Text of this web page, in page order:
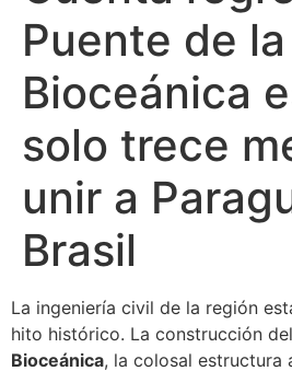
Puente de la
Bioceánica
solo trece
unir a
Brasil
La ingeniería civil de la región
hito histórico. La construcción del
Bioceánica, la colosal estructura